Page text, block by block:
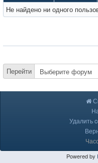
Не найдено ни одного
Перейти
Удалить
Powered by